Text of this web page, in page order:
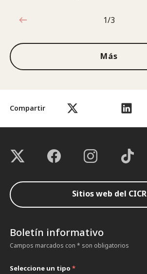
Compartir
1de3
1/3
Más
Sitios web del CICR
Boletín informativo
Campos marcados con * son obligatorios
Seleccione un tipo *